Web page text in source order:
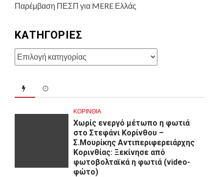
Παρέμβαση ΠΕΣΠ για MERE Ελλάς
KΑΤΗΓΟΡΊΕΣ
Kατηγορίες
ΚΟΡΙΝΘΊΑ
Χωρίς ενεργό μέτωπο η φωτιά
στο Στεφάνι Κορίνθου –
Σ.Μουρίκης Αντιπεριφερειάρχης
Κορινθίας: Ξεκίνησε από
φωτοβολταϊκά η φωτιά (video-
φώτο)